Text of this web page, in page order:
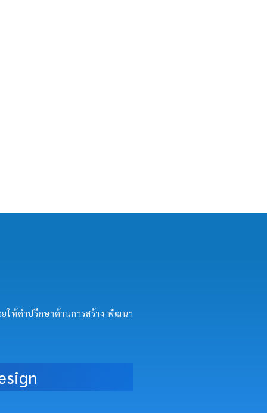
ให้คำปรึกษาด้านการสร้าง พัฒนา